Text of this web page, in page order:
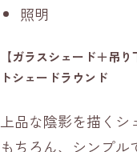
照明
【ガラスシェード＋吊
トシェードラウンド
上品な陰影を描くシ
もちろん、シンプル